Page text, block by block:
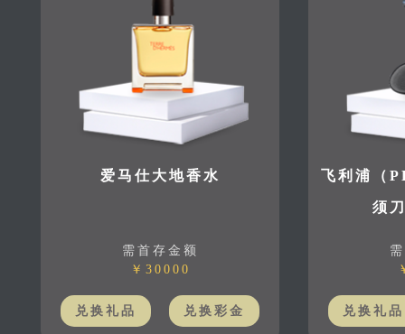
爱马仕大地香水
需首存金额
￥30000
兑换礼品 兑换彩金
飞利浦（
须
兑换礼品